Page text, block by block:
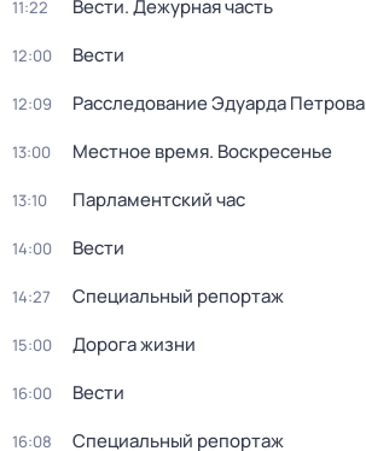
11:22 Вести. Дежурная часть
12:00 Вести
12:09 Расследование Эдуарда Петрова
13:00 Местное время. Воскресенье
13:10 Парламентский час
14:00 Вести
14:27 Специальный репортаж
15:00 Дорога жизни
16:00 Вести
16:08 Специальный репортаж